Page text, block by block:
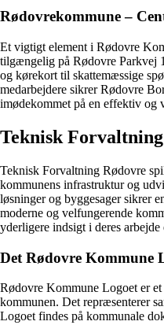
Rødovrekommune –
Et vigtigt element i Rødovre
tilgængelig på Rødovre Parkvej
og kørekort til skattemæssige
medarbejdere sikrer Rødovre
imødekommet på en effektiv og
Teknisk
Teknisk Forvaltning Rødovre
kommunens infrastruktur og
løsninger og byggesager sikrer
moderne og velfungerende
yderligere indsigt i deres arbejde
Det Rødovre Kommune
Rødovre Kommune Logoet er
kommunen. Det repræsenterer
Logoet findes på kommunale